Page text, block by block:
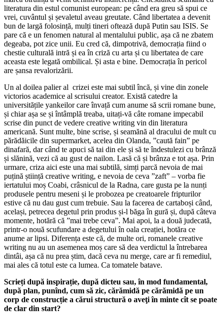
literatura din estul comunist european: pe când era greu să spui ce
vrei, cuvântul și șevaletul aveau greutate. Când libertatea a devenit
bun de largă folosință, mulți tineri oftează după Putin sau ISIS. Se
pare că e un fenomen natural al mentalului public, așa că ne zbatem
degeaba, pot zice unii. Eu cred că, dimpotrivă, democrația fiind o
chestie culturală intră și ea în criză cu arta și cu libertatea de care
aceasta este legată ombilical. Și asta e bine. Democrația în pericol
are șansa revalorizării.
Un al doilea palier al crizei este mai subtil încă, și vine din zonele
victorios academice al scrisului creator. Există catedre la
universitățile yankeilor care învață cum anume să scrii romane bune,
și chiar așa se și întâmplă treaba, uitați-vă câte romane impecabil
scrise din punct de vedere creative writing vin din literatura
americană. Sunt multe, bine scrise, și seamănă al dracului de mult cu
părădăicile din supermarket, acelea din Olanda, ”caută fain” pe
dinafară, dar când te apuci să tai din ele și să te îndestulezi cu brânză
și slănină, vezi că au gust de nailon. Lasă că și brânza e tot așa. Prin
urmare, criza aici este una mai subtilă, simți parcă nevoia de mai
puțină știință creative writing, e nevoia de ceva ”zaft” – vorba fie
iertatului moș Coabi, crâsnicul de la Radna, care gusta pe la nunți
produsele pentru meseni și le probozea pe creatoarele fripturilor
estive că nu dau gust cum trebuie. Sau la facerea de cartaboși când,
același, petrecea degetul prin produs și-l băga în gură și, după câteva
momente, hotără că ”mai trebe ceva”. Mai apoi, la a două judecată,
printr-o nouă scufundare a degetului în oala creației, hotăra ce
anume ar lipsi. Diferența este că, de multe ori, romanele creative
writing nu au un asemenea moș care să dea verdictul la întrebarea
dintâi, așa că nu prea știm, dacă ceva nu merge, care ar fi remediul,
mai ales că totul este ca lumea. Ca tomatele batave.
Scrieți după inspirație, după dicteu sau, în mod fundamental,
după plan, punînd, cum să zic, cărămidă pe cărămidă pe un
corp de construcție a cărui structură o aveţi în minte cît se poate
de clar din start?